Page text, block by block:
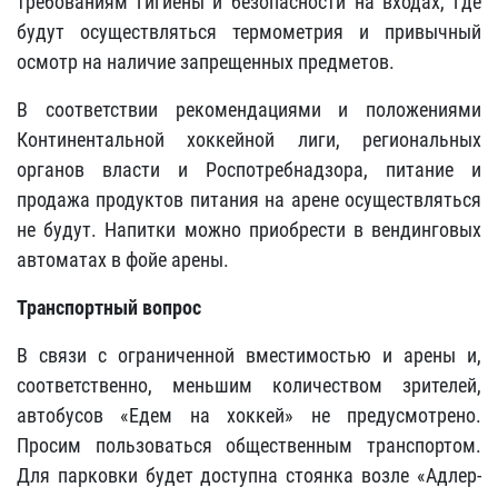
будут осуществляться термометрия и привычный
осмотр на наличие запрещенных предметов.
В соответствии рекомендациями и положениями
Континентальной хоккейной лиги, региональных
органов власти и Роспотребнадзора, питание и
продажа продуктов питания на арене осуществляться
не будут. Напитки можно приобрести в вендинговых
автоматах в фойе арены.
Транспортный вопрос
В связи с ограниченной вместимостью и арены и,
соответственно, меньшим количеством зрителей,
автобусов «Едем на хоккей» не предусмотрено.
Просим пользоваться общественным транспортом.
Для парковки будет доступна стоянка возле «Адлер-